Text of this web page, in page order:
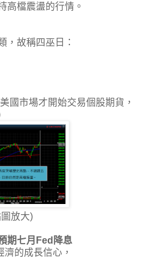
高檔震盪的行情。
，故稱四巫日 ：
國市場才開始交易個股期貨，
放大)
期七月Fed降息
的成長信心，